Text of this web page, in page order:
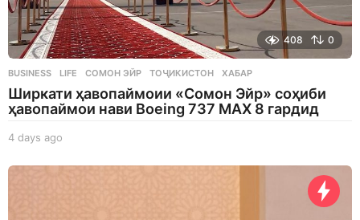
408 0
BUSINESS ,LIFE СОМОН ЭЙР ,ТОҶИКИСТОН ,ХАБАР
Ширкати ҳавопаймоии «Сомон Эйр» соҳиби
ҳавопаймои нави Boeing 737 MAX 8 гардид
4 days ago
a